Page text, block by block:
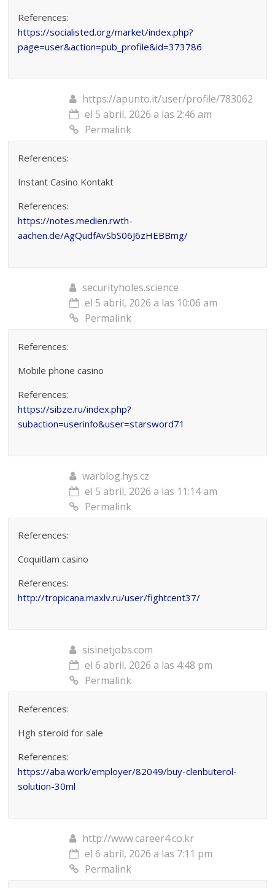
References:
https://socialisted.org/market/index.php?
page=user&action=pub_profile&id=373786
https://apunto.it/user/profile/783062
el 5 abril, 2026 a las 2:46 am
Permalink
References:
Instant Casino Kontakt
References:
https://notes.medien.rwth-
aachen.de/AgQudfAvSbS06J6zHEBBmg/
securityholes.science
el 5 abril, 2026 a las 10:06 am
Permalink
References:
Mobile phone casino
References:
https://sibze.ru/index.php?
subaction=userinfo&user=starsword71
warblog.hys.cz
el 5 abril, 2026 a las 11:14 am
Permalink
References:
Coquitlam casino
References:
http://tropicana.maxlv.ru/user/fightcent37/
sisinetjobs.com
el 6 abril, 2026 a las 4:48 pm
Permalink
References:
Hgh steroid for sale
References:
https://aba.work/employer/82049/buy-clenbuterol-
solution-30ml
http://www.career4.co.kr
el 6 abril, 2026 a las 7:11 pm
Permalink